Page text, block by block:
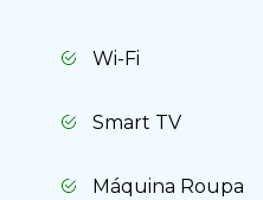
Wi-Fi
Smart TV
Máquina Roupa